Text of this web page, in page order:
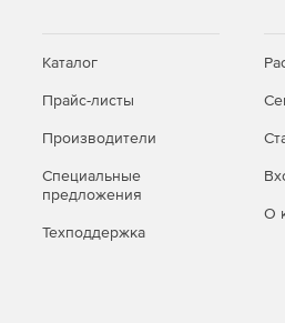
Каталог
Прайс-листы
Производители
Специальные
предложения
Техподдержка
О